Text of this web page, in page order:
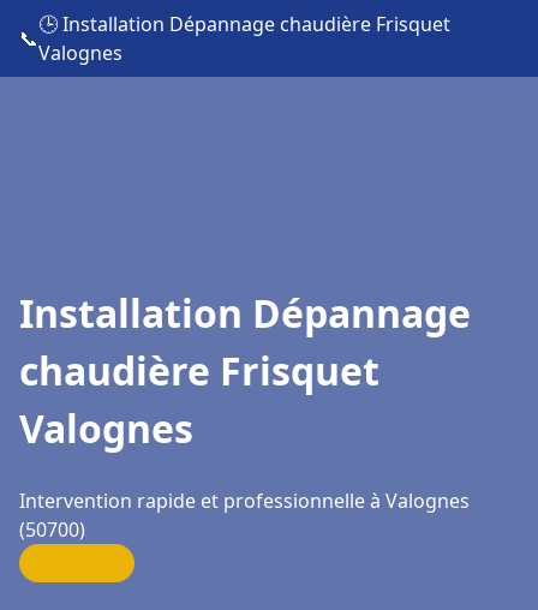
📞
🕒 Installation Dépannage chaudière Frisquet
Valognes
Installation Dépannage
chaudière Frisquet
Valognes
Intervention rapide et professionnelle à Valognes
(50700)